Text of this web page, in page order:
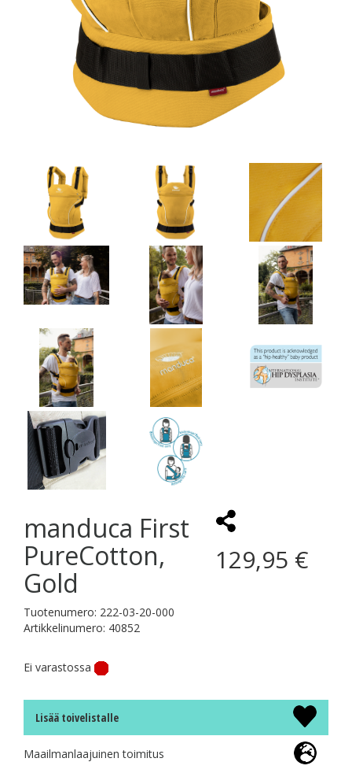
manduca First
PureCotton,
Gold
Tuotenumero: 222-03-20-000
Artikkelinumero: 40852
Ei varastossa
129,95 €
Lisää toivelistalle
Maailmanlaajuinen toimitus